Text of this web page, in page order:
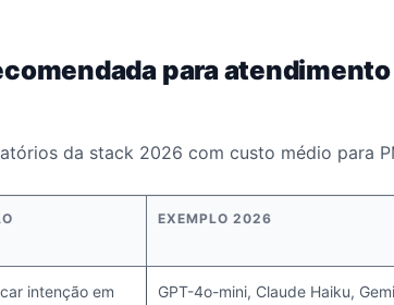
para
da stack 2026 com custo médio para
EXEMPLO 2026
intenção em
GPT-4o-mini, Claude Haiku,